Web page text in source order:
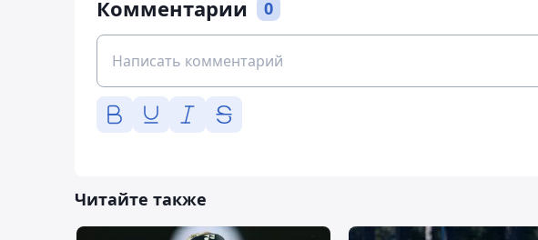
Комментарии 0
Читайте также